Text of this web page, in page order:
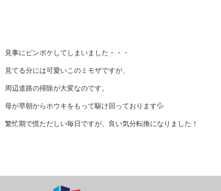
見事にピンボケしてしまいました・・・
見てる分には可愛いこのミモザですが、
周辺道路の掃除が大変なのです。
母が早朝からホウキをもって駆け回っております💦
繁忙期で慌ただしい毎日ですが、良い気分転換になりました！